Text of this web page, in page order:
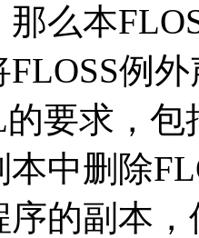
那么本
FLOSS例外
的要求，包
本中删除
序的副本